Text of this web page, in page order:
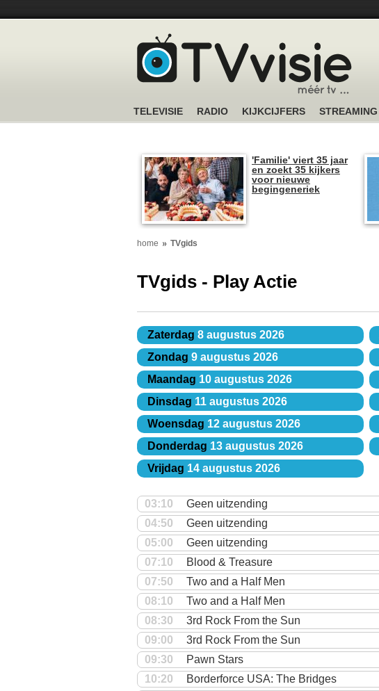
TELEVISIE RADIO KIJKCIJFERS STREAMING
'Familie' viert 35 jaar
en zoekt 35 kijkers
voor nieuwe
begingeneriek
home TVgids
TVgids - Play Actie
Zaterdag 8 augustus 2026
Zondag 9 augustus 2026
Maandag 10 augustus 2026
Dinsdag 11 augustus 2026
Woensdag 12 augustus 2026
Donderdag 13 augustus 2026
Vrijdag 14 augustus 2026
03:10
Geen uitzending
04:50
Geen uitzending
05:00
Geen uitzending
07:10
Blood & Treasure
07:50
Two and a Half Men
08:10
Two and a Half Men
08:30
3rd Rock From the Sun
09:00
3rd Rock From the Sun
09:30
Pawn Stars
10:20
Borderforce USA: The Bridges